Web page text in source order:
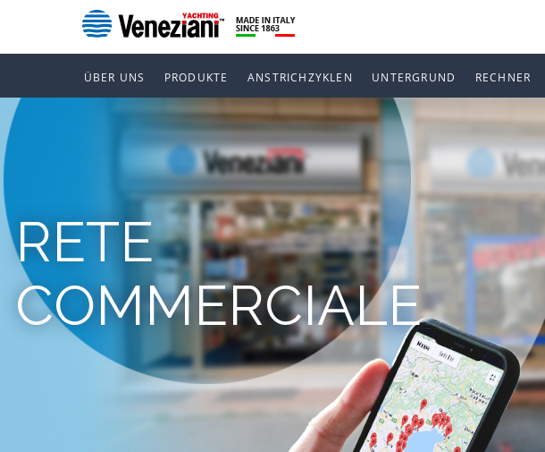
ÜBER UNS PRODUKTE ANSTRICHZYKLEN UNTERGRUND RECHNER
RETE
COMMERCIALE